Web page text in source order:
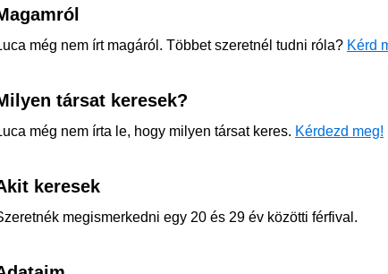
még nem írt magáról. Többet szeretnél tudni róla? Kérd
társat keresek?
még nem írta le, hogy milyen társat keres. Kérdezd meg!
keresek
megismerkedni egy 20 és 29 év közötti férfival.